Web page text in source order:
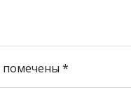
помечены *